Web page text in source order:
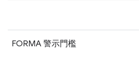
FORMA 警示門檻